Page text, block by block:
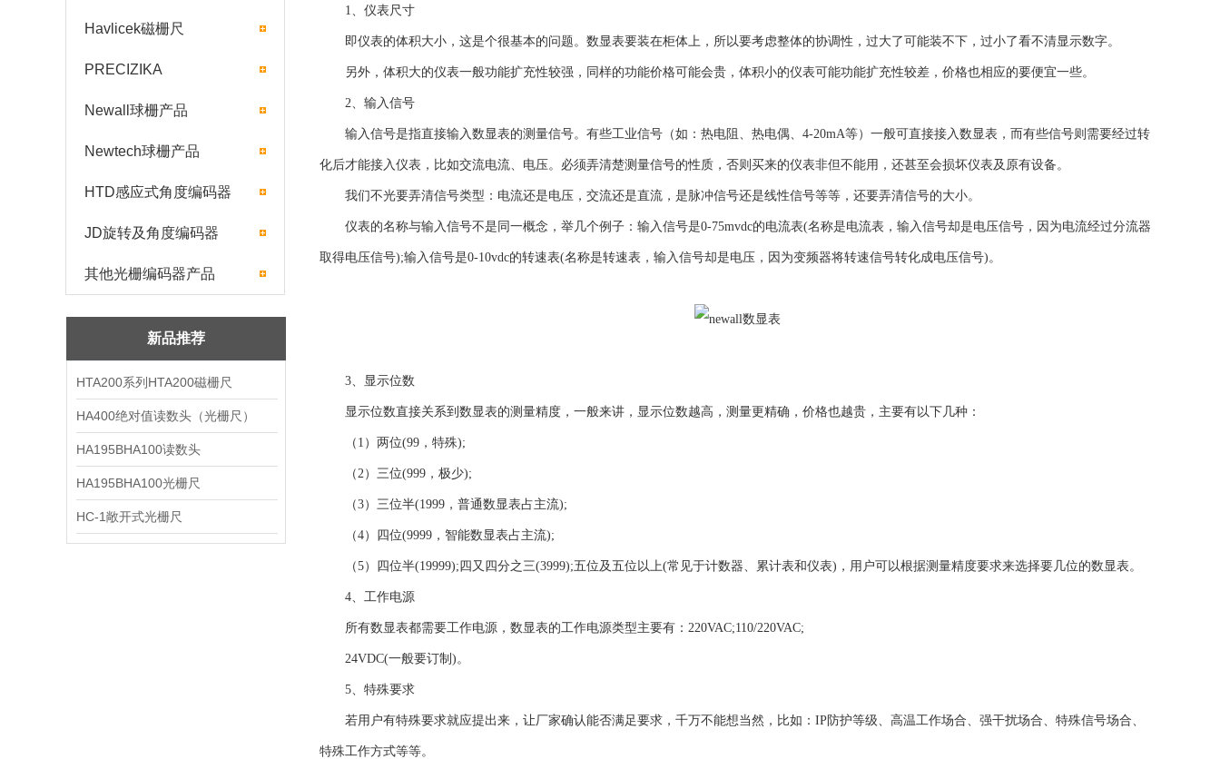
Havlicek磁栅尺
PRECIZIKA
Newall球栅产品
Newtech球栅产品
HTD感应式角度编码器
JD旋转及角度编码器
其他光栅编码器产品
新品推荐
HTA200系列HTA200磁栅尺
HA400绝对值读数头（光栅尺）
HA195BHA100读数头
HA195BHA100光栅尺
HC-1敞开式光栅尺
1、仪表尺寸
即仪表的体积大小，这是个很基本的问题。数显表要装在柜体上，所以要考虑整体的协调性，过大了可能装不下，过小了看不清显示数字。
另外，体积大的仪表一般功能扩充性较强，同样的功能价格可能会贵，体积小的仪表可能功能扩充性较差，价格也相应的要便宜一些。
2、输入信号
输入信号是指直接输入数显表的测量信号。有些工业信号（如：热电阻、热电偶、4-20mA等）一般可直接接入数显表，而有些信号则需要经过转
化后才能接入仪表，比如交流电流、电压。必须弄清楚测量信号的性质，否则买来的仪表非但不能用，还甚至会损坏仪表及原有设备。
我们不光要弄清信号类型：电流还是电压，交流还是直流，是脉冲信号还是线性信号等等，还要弄清信号的大小。
仪表的名称与输入信号不是同一概念，举几个例子：输入信号是0-75mvdc的电流表(名称是电流表，输入信号却是电压信号，因为电流经过分流器
取得电压信号);输入信号是0-10vdc的转速表(名称是转速表，输入信号却是电压，因为变频器将转速信号转化成电压信号)。
3、显示位数
显示位数直接关系到数显表的测量精度，一般来讲，显示位数越高，测量更精确，价格也越贵，主要有以下几种：
（1）两位(99，特殊);
（2）三位(999，极少);
（3）三位半(1999，普通数显表占主流);
（4）四位(9999，智能数显表占主流);
（5）四位半(19999);四又四分之三(3999);五位及五位以上(常见于计数器、累计表和仪表)，用户可以根据测量精度要求来选择要几位的数显表。
4、工作电源
所有数显表都需要工作电源，数显表的工作电源类型主要有：220VAC;110/220VAC;
24VDC(一般要订制)。
5、特殊要求
若用户有特殊要求就应提出来，让厂家确认能否满足要求，千万不能想当然，比如：IP防护等级、高温工作场合、强干扰场合、特殊信号场合、
特殊工作方式等等。